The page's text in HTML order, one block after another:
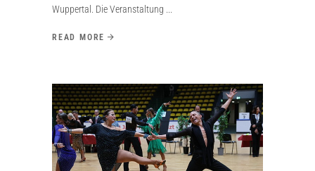
Wuppertal. Die Veranstaltung
READ MORE